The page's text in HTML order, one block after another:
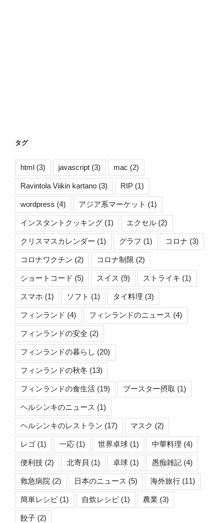
タグ
html (3) javascript (3) mac (2)
Ravintola Viikin kartano (3) RIP (1)
wordpress (4) アジア系マーケット (1)
インスタントクッキング (1) エクセル (2)
クリスマスカレンダー (1) グラフ (1) コロナ (3)
コロナワクチン (2) コロナ制限 (2)
ショートコード (5) スイス (9) ストライキ (1)
スマホ (1) ソフト (1) タイ料理 (3)
フィンランド (4) フィンランドのニュース (4)
フィンランドの安全 (2)
フィンランドの暮らし (20)
フィンランドの秋冬 (13)
フィンランドの食生活 (19) ブースター摂取 (1)
ヘルシンキのニュース (1)
ヘルシンキのレストラン (17) マスク (2)
レゴ (1) 一応 (1) 世界卓球 (1) 中華料理 (4)
便利技 (2) 北寄貝 (1) 卓球 (1) 愚痴雑記 (4)
救急病院 (2) 日本のニュース (5) 海外旅行 (11)
簡単レシピ (1) 自炊レシピ (1) 農業 (3)
餃子 (2)